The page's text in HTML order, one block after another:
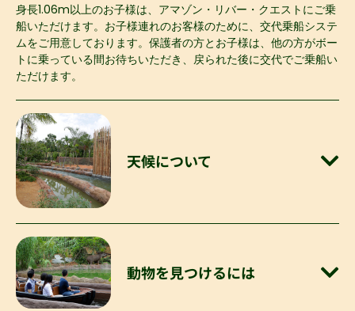
身長1.06m以上のお子様は、アマゾン・リバー・クエストにご乗
船いただけます。お子様連れのお客様のために、交代乗船システ
ムをご用意しております。保護者の方とお子様は、他の方がボー
トに乗っている間お待ちいただき、戻られた後に交代でご乗船い
ただけます。
天候について
動物を見つけるには